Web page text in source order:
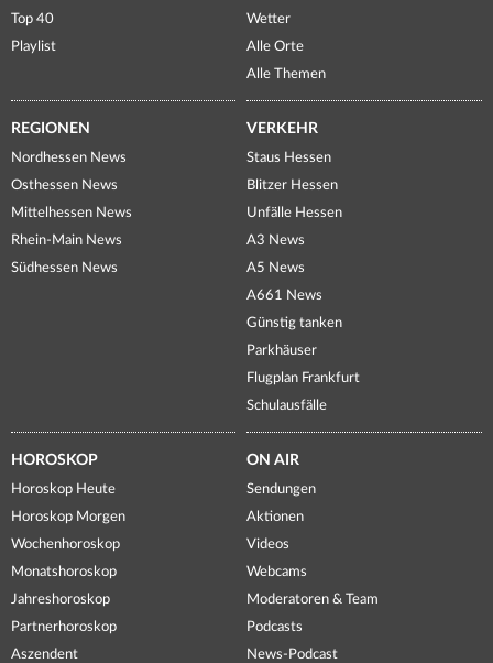
Top 40
Playlist
Wetter
Alle Orte
Alle Themen
REGIONEN
Nordhessen News
Osthessen News
Mittelhessen News
Rhein-Main News
Südhessen News
VERKEHR
Staus Hessen
Blitzer Hessen
Unfälle Hessen
A3 News
A5 News
A661 News
Günstig tanken
Parkhäuser
Flugplan Frankfurt
Schulausfälle
HOROSKOP
Horoskop Heute
Horoskop Morgen
Wochenhoroskop
Monatshoroskop
Jahreshoroskop
Partnerhoroskop
Aszendent
ON AIR
Sendungen
Aktionen
Videos
Webcams
Moderatoren & Team
Podcasts
News-Podcast